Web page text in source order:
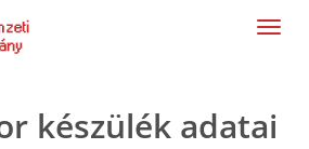
készülék adatai